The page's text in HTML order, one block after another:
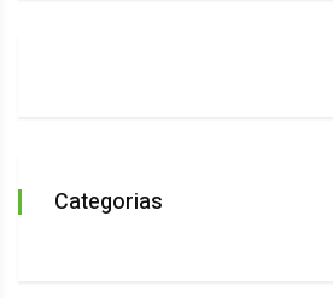
Categorias